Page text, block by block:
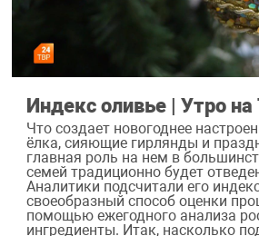
Индекс оливье | Утро
Что создает новогоднее
ёлка, сияющие гирлянды и
главная роль на нем в
семей традиционно будет
Аналитики подсчитали его
своеобразный способ оценки
помощью ежегодного анализа
ингредиенты. Итак, насколько